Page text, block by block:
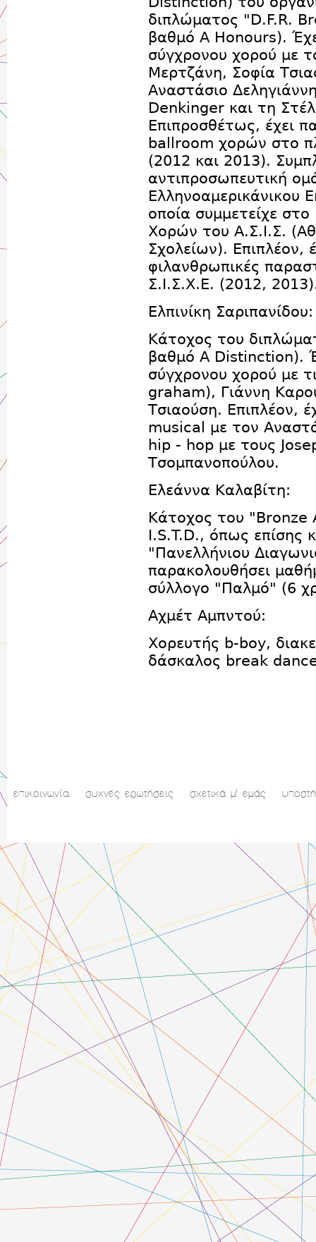
διπλώματος "D.F.R.
βαθμό A Honours).
σύγχρονου χορού με
Μερτζάνη, Σοφία
Αναστάσιο
Denkinger και τη
Επιπροσθέτως, έχει
ballroom χορών στο
(2012 και 2013).
αντιπροσωπευτική
Ελληνοαμερικάνικου
οποία συμμετείχε
Χορών του Α.Σ.Ι.Σ.
Σχολείων). Επιπλέον,
φιλανθρωπικές
Σ.Ι.Σ.Χ.Ε. (2012,
Ελπινίκη Σαριπανίδου:
Κάτοχος του
βαθμό Α Distinction).
σύγχρονου χορού με
graham), Γιάννη
Τσιαούση. Επιπλέον,
musical με τον
hip - hop με τους
Τσομπανοπούλου.
Ελεάννα Καλαβίτη:
Κάτοχος του "Bronze
I.S.T.D., όπως επίσης
"Πανελλήνιου
παρακολουθήσει
σύλλογο "Παλμό" (6
Αχμέτ Αμπντού:
Χορευτής b-boy,
δάσκαλος break
επικοινωνία συχνές ερωτήσεις σχετικά μ' εμάς